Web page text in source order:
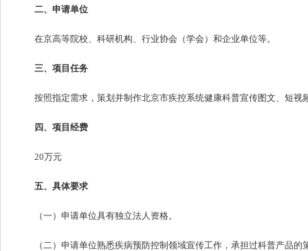
二、申请单位
在京高等院校、科研机构、行业协会（学会）和企业单位等。
三、项目任务
按照指定需求，策划并制作北京市疾控系统健康科普宣传图文、短
四、项目经费
20万元
五、具体要求
（一）申请单位具有独立法人资格。
（二）申请单位熟悉疾病预防控制领域宣传工作，承担过科普产品